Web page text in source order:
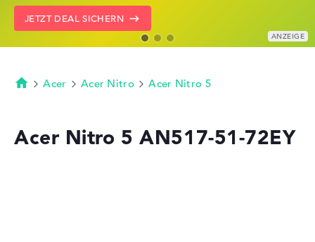
Kaufberatung
Technik & Wissen
Deals
JETZT DEAL SICHERN
ZU DEN HP ANGEBOTEN
LENOVO DEALS ZEIGEN
Startseite
Acer Acer Nitro Acer Nitro 5
Acer Nitro 5 AN517-51-72EY